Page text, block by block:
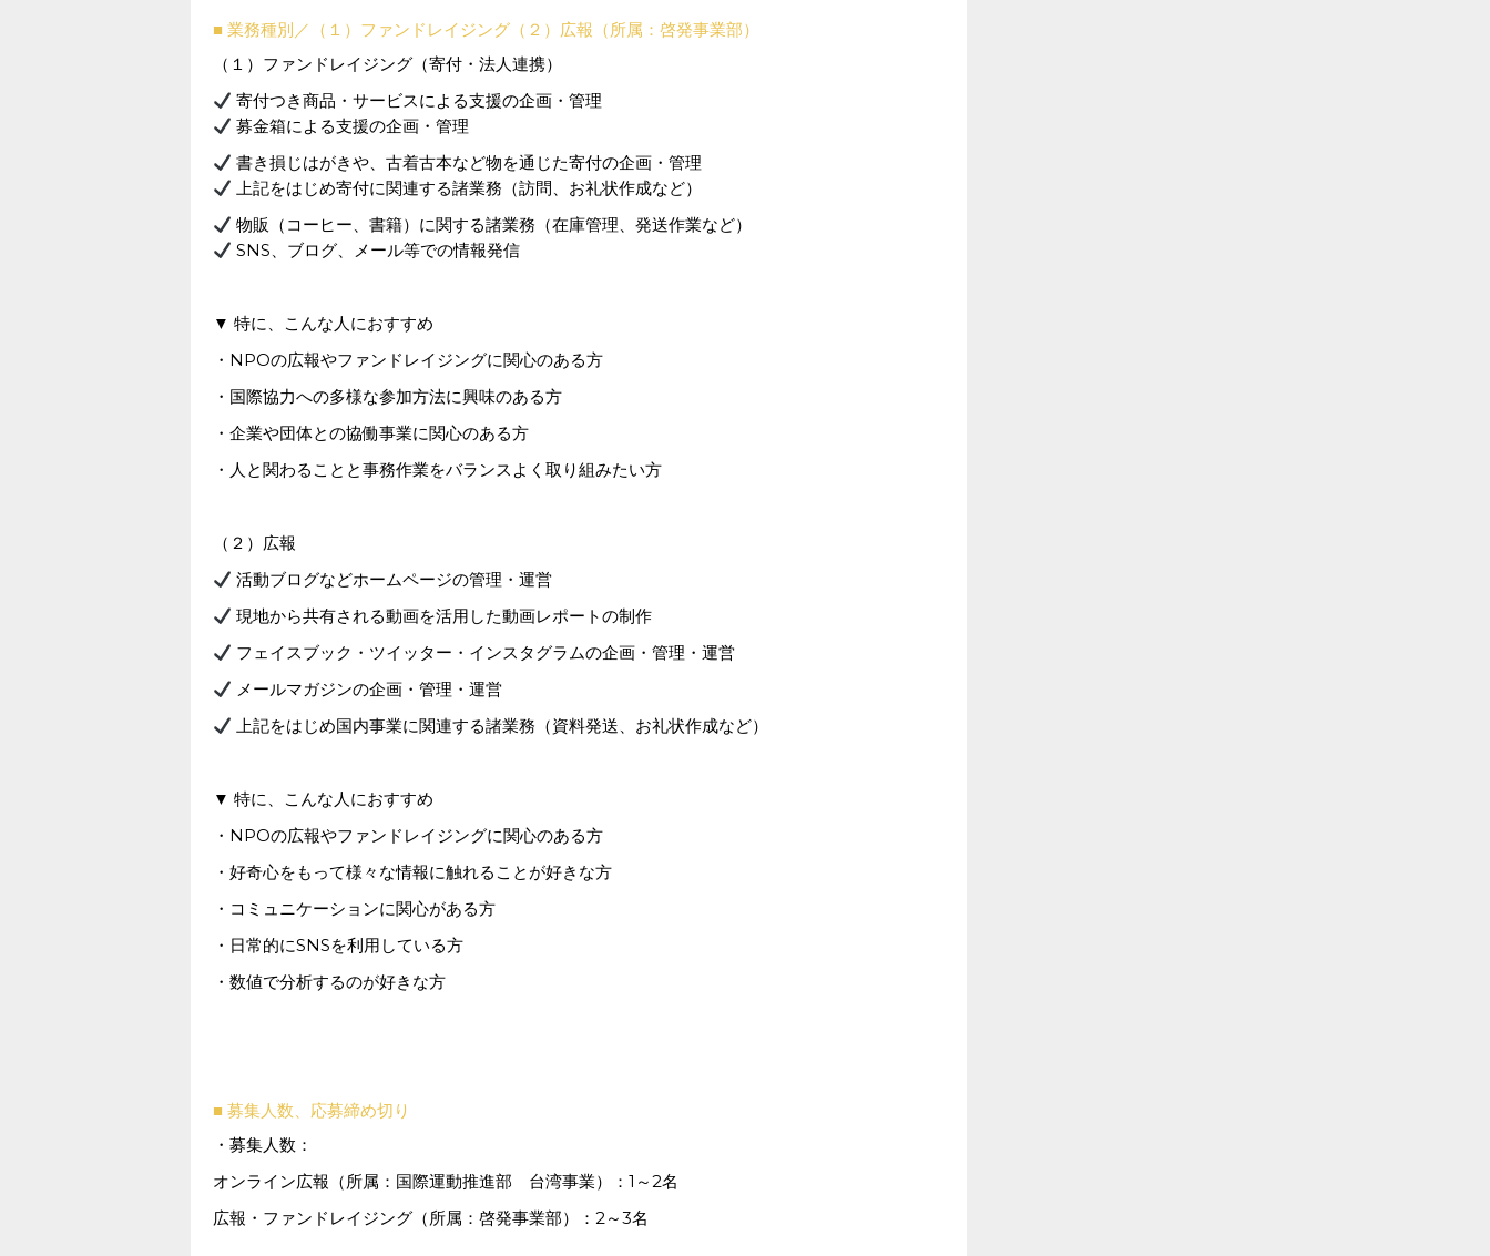
■ 業務種別／（１）ファンドレイジング （２）広報（所属：啓発事業部）
（１）ファンドレイジング（寄付・法人連携）
寄付つき商品・サービスによる支援の企画・管理
募金箱による支援の企画・管理
書き損じはがきや、古着古本など物を通じた寄付の企画・管理
上記をはじめ寄付に関連する諸業務（訪問、お礼状作成など）
物販（コーヒー、書籍）に関する諸業務（在庫管理、発送作業など）
SNS、ブログ、メール等での情報発信
▼ 特に、こんな人におすすめ
・NPOの広報やファンドレイジングに関心のある方
・国際協力への多様な参加方法に興味のある方
・企業や団体との協働事業に関心のある方
・人と関わることと事務作業をバランスよく取り組みたい方
（２）広報
活動ブログなどホームページの管理・運営
現地から共有される動画を活用した動画レポートの制作
フェイスブック・ツイッター・インスタグラムの企画・管理・運営
メールマガジンの企画・管理・運営
上記をはじめ国内事業に関連する諸業務（資料発送、お礼状作成など）
▼ 特に、こんな人におすすめ
・NPOの広報やファンドレイジングに関心のある方
・好奇心をもって様々な情報に触れることが好きな方
・コミュニケーションに関心がある方
・日常的にSNSを利用している方
・数値で分析するのが好きな方
■ 募集人数、応募締め切り
・募集人数：
オンライン広報（所属：国際運動推進部 台湾事業）：1～2名
広報・ファンドレイジング（所属：啓発事業部）：2～3名